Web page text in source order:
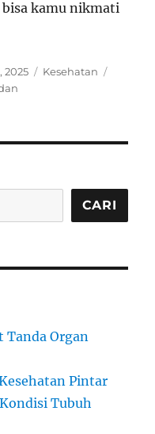
bisa kamu nikmati
2025 Categories
Kesehatan
CARI
Tanda Organ
Pintar
Tubuh